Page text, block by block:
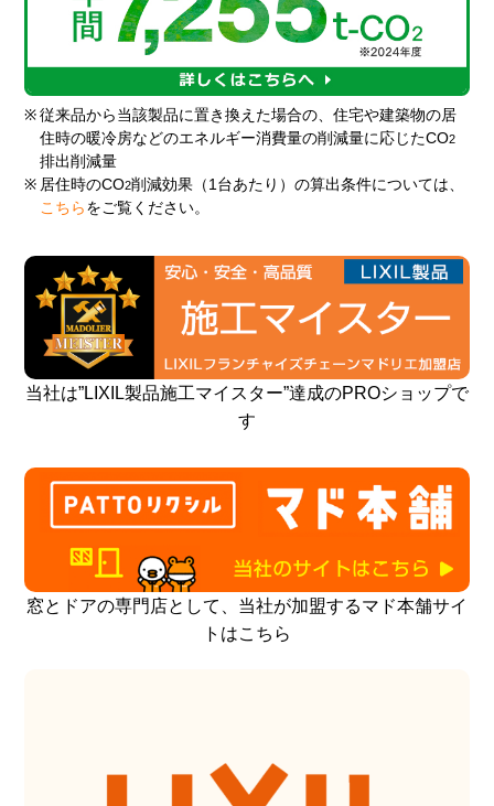
※ 従来品から当該製品に置き換えた場合の、住宅や建築物の居
住時の暖冷房などのエネルギー消費量の削減量に応じたCO2
排出削減量
※ 居住時のCO2削減効果（1台あたり）の算出条件については、
こちら をご覧ください。
当社は”LIXIL製品施工マイスター”達成のPROショップで
す
窓とドアの専門店として、当社が加盟するマド本舗サイ
トはこちら